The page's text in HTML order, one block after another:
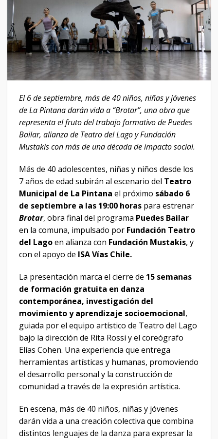
El 6 de septiembre, más de 40 niños, niñas y jóvenes
de La Pintana darán vida a “Brotar”, una obra que
representa el fruto del trabajo formativo de Puedes
Bailar, alianza de Teatro del Lago y Fundación
Mustakis con más de una década de impacto social.
Más de 40 adolescentes, niñas y niños desde los
7 años de edad subirán al escenario del Teatro
Municipal de La Pintana el próximo sábado 6
de septiembre a las 19:00 horas para estrenar
Brotar, obra final del programa Puedes Bailar
en la comuna, impulsado por Fundación Teatro
del Lagoen alianza con Fundación Mustakis, y
con el apoyo de ISA Vías Chile.
La presentación marca el cierre de 15 semanas
de formación gratuita en danza
contemporánea, investigación del
movimiento y aprendizaje socioemocional,
guiada por el equipo artístico de Teatro del Lago
bajo la dirección de Rita Rossi y el coreógrafo
Elías Cohen. Una experiencia que entrega
herramientas artísticas y humanas, promoviendo
el desarrollo personal y la construcción de
comunidad a través de la expresión artística.
En escena, más de 40 niños, niñas y jóvenes
darán vida a una creación colectiva que combina
distintos lenguajes de la danza para expresar la